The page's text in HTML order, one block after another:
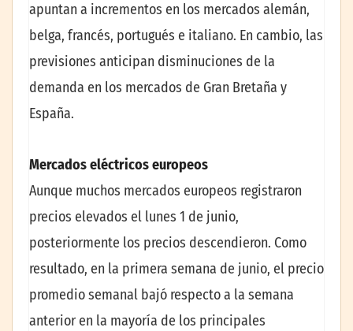
apuntan a incrementos en los mercados alemán,
belga, francés, portugués e italiano. En cambio, las
previsiones anticipan disminuciones de la
demanda en los mercados de Gran Bretaña y
España.
Mercados eléctricos europeos
Aunque muchos mercados europeos registraron
precios elevados el lunes 1 de junio,
posteriormente los precios descendieron. Como
resultado, en la primera semana de junio, el precio
promedio semanal bajó respecto a la semana
anterior en la mayoría de los principales